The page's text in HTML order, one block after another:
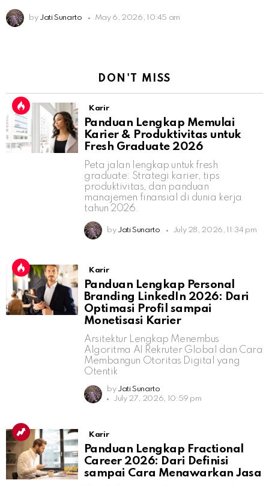
by Jati Sunarto May 6, 2026, 10:45 am
DON'T MISS
Karir
Panduan Lengkap Memulai
Karier & Produktivitas untuk
Fresh Graduate 2026
Peta jalan lengkap untuk fresh
graduate: Strategi karier, tips
produktivitas, dan panduan
manajemen finansial di dunia kerja
tahun 2026.
by Jati Sunarto July 28, 2026, 11:34 pm
Karir
Panduan Lengkap Personal
Branding LinkedIn 2026: Dari
Optimasi Profil sampai
Monetisasi Karier
Arsitektur Lengkap Menembus
Algoritma AI Rekruter Global dan Cara
Membangun Otoritas Digital yang
Otentik
by Jati Sunarto
July 27, 2026, 10:59 pm
Karir
Panduan Lengkap Fractional
Career 2026: Dari Definisi
sampai Cara Menawarkan Jasa